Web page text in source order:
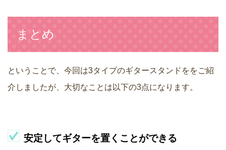
まとめ
ということで、今回は3タイプのギタースタンドををご紹
介しましたが、大切なことは以下の3点になります。
安定してギターを置くことができる